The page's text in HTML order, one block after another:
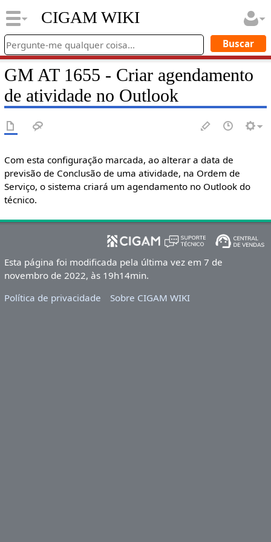
CIGAM WIKI
GM AT 1655 - Criar agendamento
de atividade no Outlook
Com esta configuração marcada, ao alterar a data de
previsão de Conclusão de uma atividade, na Ordem de
Serviço, o sistema criará um agendamento no Outlook do
técnico.
Esta página foi modificada pela última vez em 7 de
novembro de 2022, às 19h14min.
Política de privacidade
Sobre CIGAM WIKI